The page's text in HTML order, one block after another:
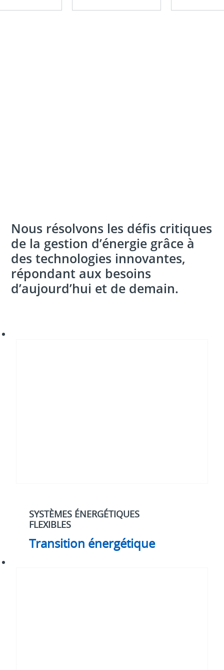
Nous résolvons les défis critiques
de la gestion d’énergie grâce à
des technologies innovantes,
répondant aux besoins
d’aujourd’hui et de demain.
SYSTÈMES ÉNERGÉTIQUES
FLEXIBLES
Transition énergétique